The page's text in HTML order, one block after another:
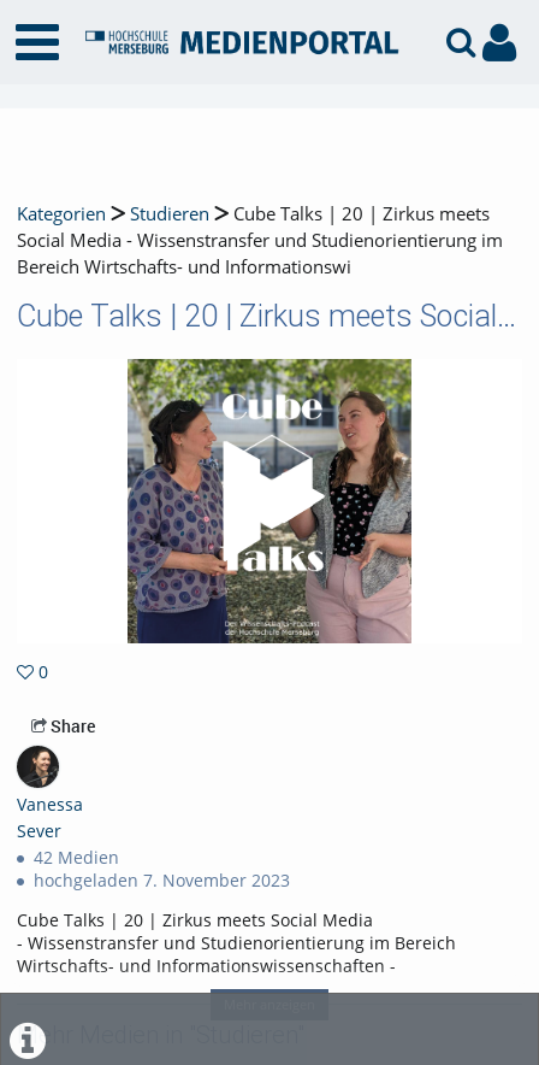
Kategorien Studieren
Cube Talks | 20 | Zirkus meets
Social Media - Wissenstransfer und Studienorientierung im
Bereich Wirtschafts- und Informationswi
Cube Talks | 20 | Zirkus meets Social Media - Wissenstransfer und Studienorientierung im Bereich Wirtschafts- und Informationswi
0
Share
Vanessa
Sever
42 Medien
hochgeladen 7. November 2023
Cube Talks | 20 | Zirkus meets Social Media
- Wissenstransfer und Studienorientierung im Bereich
Wirtschafts- und Informationswissenschaften -
Wie funktioniert TikTok? Welches Geschäftsmodell steht hinter
eBay? Was bedeutet Freemium? Und wie verhandelt man
erfolgreich mit den Eltern, wenn man mehr Taschengeld
Mehr Medien in "Studieren"